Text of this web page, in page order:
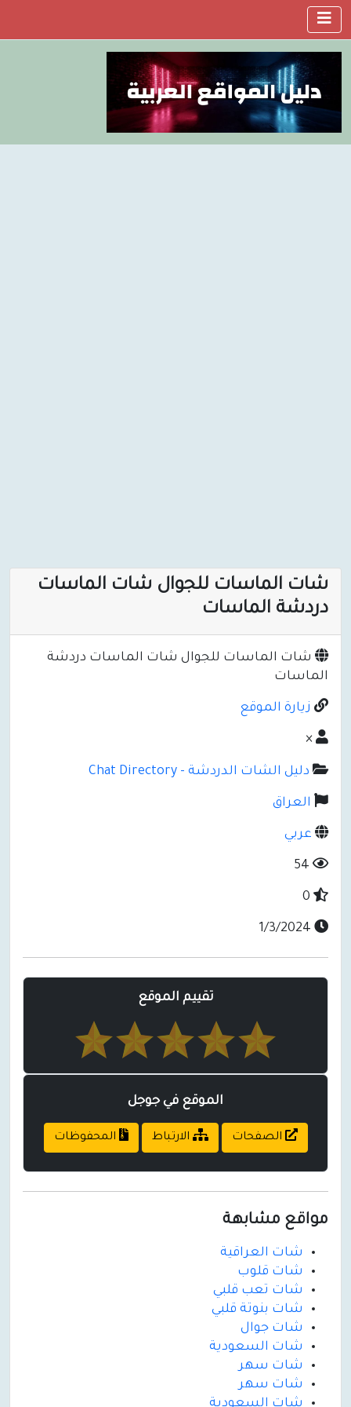
شات الماسات للجوال شات الماسات
دردشة الماسات
شات الماسات للجوال شات الماسات دردشة
الماسات
زيارة الموقع
×
دليل الشات الدردشة - Chat Directory
العراق
عربي
تقييم الموقع
الموقع في جوجل
الصفحات الارتباط المحفوظات
مواقع مشابهة
شات العراقية
شات قلوب
شات تعب قلبي
شات بنوتة قلبي
شات جوال
شات السعودية
شات سهر
شات سهر
شات السعودية